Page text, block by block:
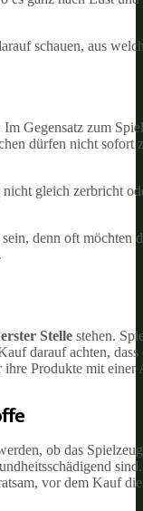
schauen, aus
Im Gegensatz zum
dürfen nicht
gleich zerbricht
denn oft
Stelle stehen.
darauf achten,
Produkte mit
ob das
vor dem Kauf